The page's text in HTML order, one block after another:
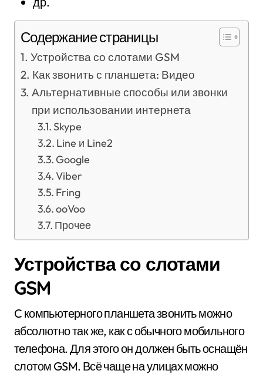
Содержание страницы
Устройства со слотами GSM
Как звонить с планшета: Видео
Альтернативные способы или звонки
при использовании интернета
Skype
Line и Line2
Google
Viber
Fring
ooVoo
Прочее
Устройства со слотами
GSM
C компьютерного планшета звонить можно
абсолютно так же, как с обычного мобильного
телефона. Для этого он должен быть оснащён
слотом GSM. Всё чаще на улицах можно